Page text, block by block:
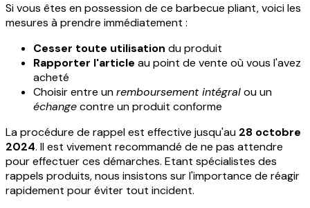
Si vous êtes en possession de ce barbecue pliant, voici les
mesures à prendre immédiatement :
Cesser toute utilisation du produit
Rapporter l'article au point de vente où vous l'avez
acheté
Choisir entre unremboursement intégralou un
échangecontre un produit conforme
La procédure de rappel est effective jusqu'au 28 octobre
2024. Il est vivement recommandé de ne pas attendre
pour effectuer ces démarches. Etant spécialistes des
rappels produits, nous insistons sur l'importance de réagir
rapidement pour éviter tout incident.